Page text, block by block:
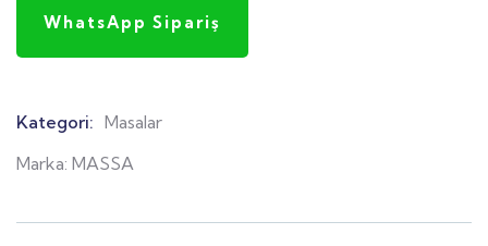
WhatsApp Sipariş
Kategori: Masalar
Marka: MASSA